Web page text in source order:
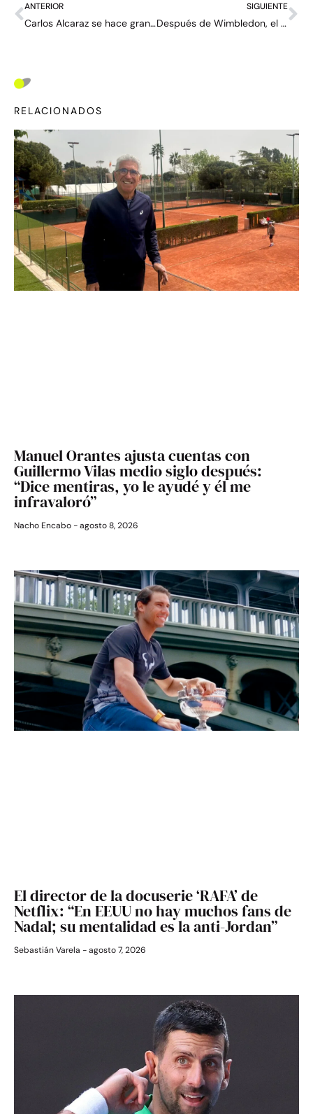
ANTERIOR
Carlos Alcaraz se hace grande de verdad
SIGUIENTE
Después de Wimbledon, el deseo de Alcaraz es olímpico: dobles con Nadal en Paris 2024
RELACIONADOS
Manuel Orantes ajusta cuentas con
Guillermo Vilas medio siglo después:
“Dice mentiras, yo le ayudé y él me
infravaloró”
Nacho Encabo agosto 8, 2026
El director de la docuserie ‘RAFA’ de
Netflix: “En EEUU no hay muchos fans de
Nadal; su mentalidad es la anti-Jordan”
Sebastián Varela agosto 7, 2026